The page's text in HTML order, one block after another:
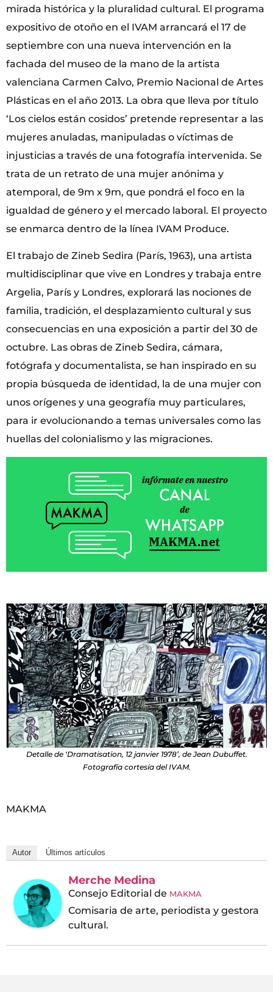
mirada histórica y la pluralidad cultural. El programa
expositivo de otoño en el IVAM arrancará el 17 de
septiembre con una nueva intervención en la
fachada del museo de la mano de la artista
valenciana Carmen Calvo, Premio Nacional de Artes
Plásticas en el año 2013. La obra que lleva por título
‘Los cielos están cosidos’ pretende representar a las
mujeres anuladas, manipuladas o víctimas de
injusticias a través de una fotografía intervenida. Se
trata de un retrato de una mujer anónima y
atemporal, de 9m x 9m, que pondrá el foco en la
igualdad de género y el mercado laboral. El proyecto
se enmarca dentro de la línea IVAM Produce.
El trabajo de Zineb Sedira (París, 1963), una artista
multidisciplinar que vive en Londres y trabaja entre
Argelia, París y Londres, explorará las nociones de
familia, tradición, el desplazamiento cultural y sus
consecuencias en una exposición a partir del 30 de
octubre. Las obras de Zineb Sedira, cámara,
fotógrafa y documentalista, se han inspirado en su
propia búsqueda de identidad, la de una mujer con
unos orígenes y una geografía muy particulares,
para ir evolucionando a temas universales como las
huellas del colonialismo y las migraciones.
Detalle de ‘Dramatisation, 12 janvier 1978’, de Jean Dubuffet.
Fotografía cortesía del IVAM.
MAKMA
Autor Últimos artículos
Merche Medina
Consejo Editorial de MAKMA
Comisaria de arte, periodista y gestora
cultural.